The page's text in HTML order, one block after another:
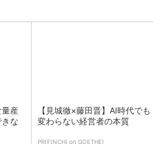
産
きな
【見城徹×藤田晋】AI時代でも
変わらない経営者の本質
PR(FINCHI on GOETHE)